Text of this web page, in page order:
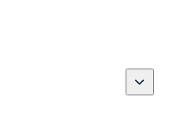
Toggle